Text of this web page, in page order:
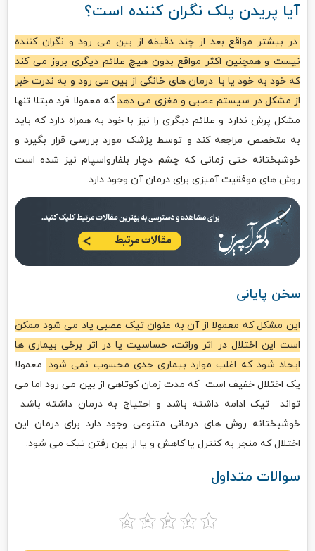
آیا پریدن پلک نگران کننده است؟
در بیشتر مواقع بعد از چند دقیقه از بین می رود و نگران کننده
نیست و همچنین اکثر مواقع بدون هیچ علائم دیگری بروز می کند
که خود به خود یا با درمان های خانگی از بین می رود و به ندرت خبر
از مشکل در سیستم عصبی و مغزی می دهدکه معمولا فرد مبتلا تنها
مشکل پرش ندارد و علائم دیگری را نیز با خود به همراه دارد که باید
به متخصص مراجعه کند و توسط پزشک مورد بررسی قرار بگیرد و
خوشبختانه حتی زمانی که چشم دچار بلفارواسپام نیز شده است
روش های موفقیت آمیزی برای درمان آن وجود دارد.
سخن پایانی
این مشکل که معمولا از آن به عنوان تیک عصبی یاد می شود ممکن
است این اختلال در اثر وراثت، حساسیت یا در اثر برخی بیماری ها
ایجاد شود که اغلب موارد بیماری جدی محسوب نمی شود. معمولا
یک اختلال خفیف است که مدت زمان کوتاهی از بین می رود اما می
تواند تیک ادامه داشته باشد و احتیاج به درمان داشته باشد
خوشبختانه روش های درمانی متنوعی وجود دارد برای درمان این
اختلال که منجر به کنترل یا کاهش و یا از بین رفتن تیک می شود.
سوالات متداول